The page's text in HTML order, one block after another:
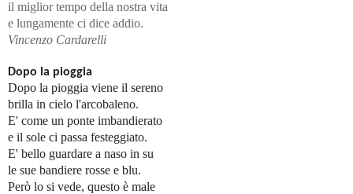
il miglior tempo della nostra vita
e lungamente ci dice addio.
Vincenzo Cardarelli
Dopo la pioggia
Dopo la pioggia viene il sereno
brilla in cielo l'arcobaleno.
E' come un ponte imbandierato
e il sole ci passa festeggiato.
E' bello guardare a naso in su
le sue bandiere rosse e blu.
Però lo si vede, questo è male